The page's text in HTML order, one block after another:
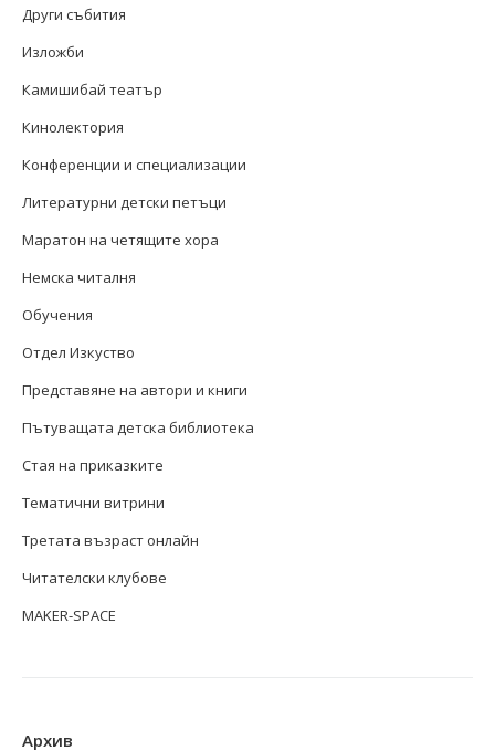
Други събития
Изложби
Камишибай театър
Кинолектория
Конференции и специализации
Литературни детски петъци
Маратон на четящите хора
Немска читалня
Обучения
Отдел Изкуство
Представяне на автори и книги
Пътуващата детска библиотека
Стая на приказките
Тематични витрини
Третата възраст онлайн
Читателски клубове
MAKER-SPACE
Архив